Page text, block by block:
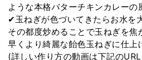
ような本格バターチキンカレーの
✔︎玉ねぎが色づいてきたらお水を
その都度炒めることで玉ねぎを焦
早くより綺麗な飴色玉ねぎに仕上
(詳しい作り方の動画は下記の